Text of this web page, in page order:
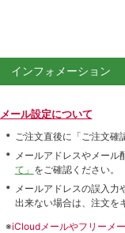
インフォメーション
メール設定について
ご注文直後に「ご注文確
メールアドレスやメール
て」 をご確認ください。
メールアドレスの誤入
出来ない場合は、注文を
※iCloudメールやフリーメ